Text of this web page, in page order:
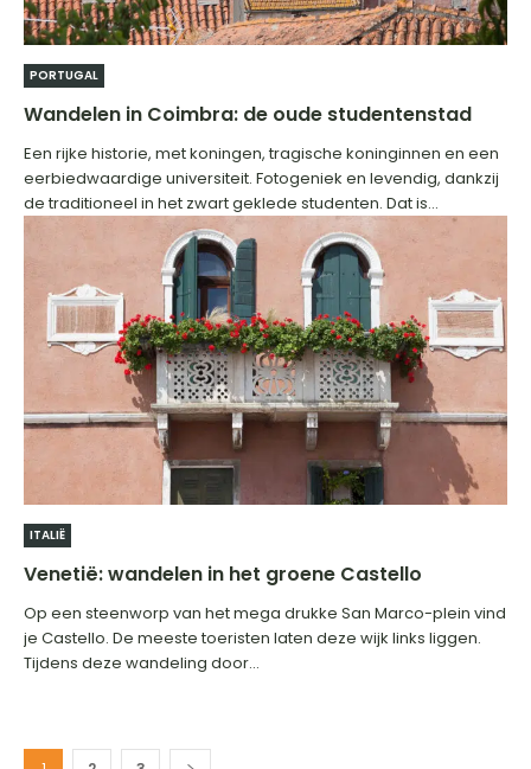
PORTUGAL
Wandelen in Coimbra: de oude studentenstad
Een rijke historie, met koningen, tragische koninginnen en een
eerbiedwaardige universiteit. Fotogeniek en levendig, dankzij
de traditioneel in het zwart geklede studenten. Dat is...
ITALIË
Venetië: wandelen in het groene Castello
Op een steenworp van het mega drukke San Marco-plein vind
je Castello. De meeste toeristen laten deze wijk links liggen.
Tijdens deze wandeling door...